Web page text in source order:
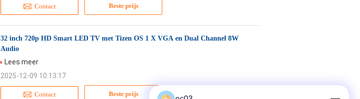
Contact Beste prijs
32 inch 720p HD Smart LED TV met Tizen OS 1 X VGA en Dual Channel 8W
Audio
Contact Beste prijs
Lees meer
2025-12-09 10:13:17